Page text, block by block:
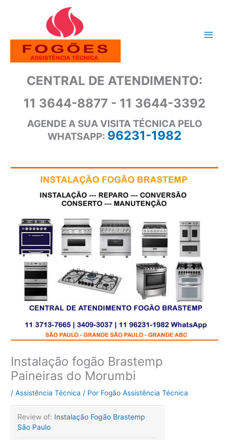
conteúdo
CENTRAL DE ATENDIMENTO:
11 3644-8877 - 11 3644-3392
AGENDE A SUA VISITA TÉCNICA PELO
WHATSAPP: 96231-1982
Instalação fogão Brastemp
Paineiras do Morumbi
/Assistência Técnica / Por Fogão Assistência Técnica
Review of: Instalação Fogão Brastemp
São Paulo